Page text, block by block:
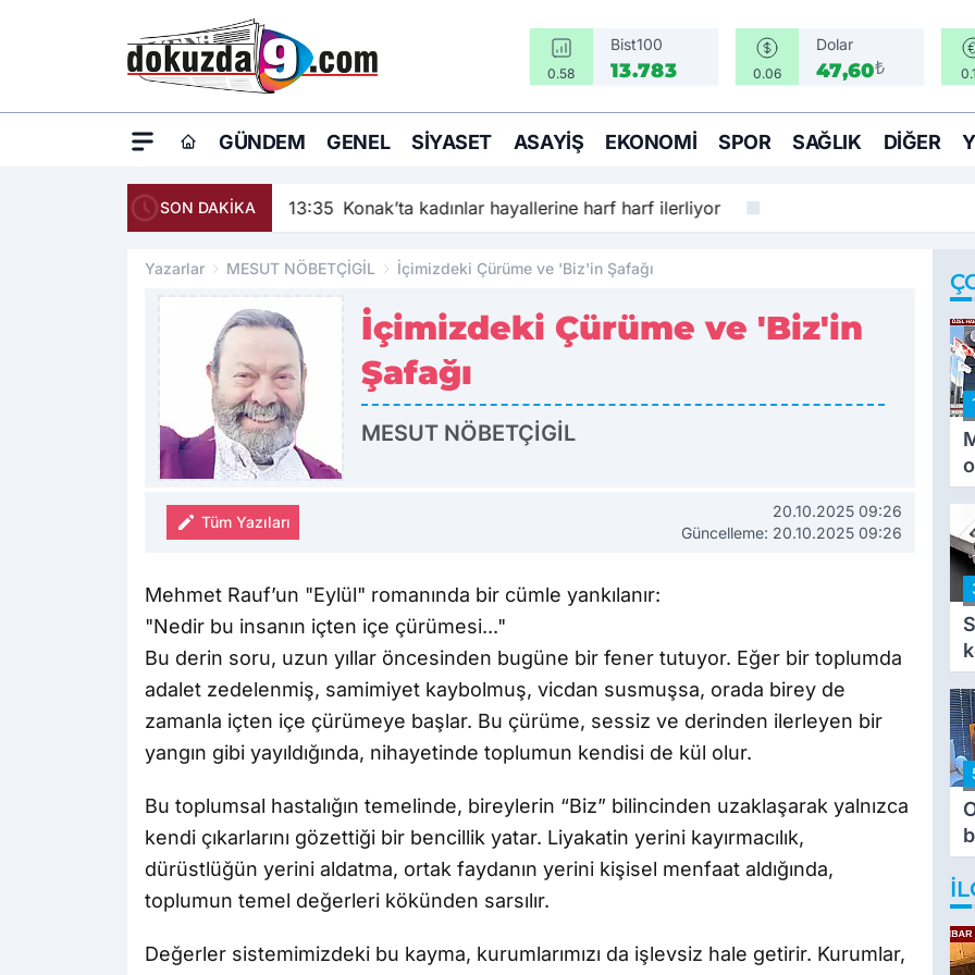
0.58
Bist100
13.783 0.06
Dolar
47,60₺
GÜNDEM GENEL SIYASET ASAYIŞ EKONOMI SPOR SAĞLIK DIĞER
SON DAKİKA 13:35 Konak’ta kadınlar hayallerine harf harf ilerliyor
Yazarlar MESUT NÖBETÇİGİL İçimizdeki Çürüme ve 'Biz'in Şafağı
İçimizdeki Çürüme ve 'Biz'in
Şafağı
MESUT NÖBETÇİGİL
Tüm Yazıları
20.10.2025 09:26
Güncelleme: 20.10.2025 09:26
Mehmet Rauf’un "Eylül" romanında bir cümle yankılanır:
"Nedir bu insanın içten içe çürümesi..."
Bu derin soru, uzun yıllar öncesinden bugüne bir fener tutuyor. Eğer bir toplumda
adalet zedelenmiş, samimiyet kaybolmuş, vicdan susmuşsa, orada birey de
zamanla içten içe çürümeye başlar. Bu çürüme, sessiz ve derinden ilerleyen bir
yangın gibi yayıldığında, nihayetinde toplumun kendisi de kül olur.
Bu toplumsal hastalığın temelinde, bireylerin “Biz” bilincinden uzaklaşarak yalnızca
kendi çıkarlarını gözettiği bir bencillik yatar. Liyakatin yerini kayırmacılık,
dürüstlüğün yerini aldatma, ortak faydanın yerini kişisel menfaat aldığında,
toplumun temel değerleri kökünden sarsılır.
Değerler sistemimizdeki bu kayma, kurumlarımızı da işlevsiz hale getirir. Kurumlar,